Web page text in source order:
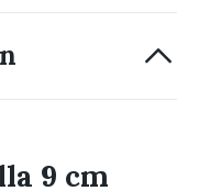
9 cm